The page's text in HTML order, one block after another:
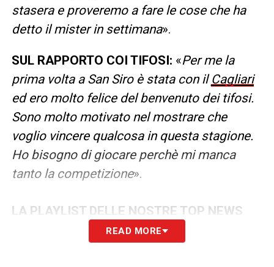
stasera e proveremo a fare le cose che ha
detto il mister in settimana».
SUL RAPPORTO COI TIFOSI: «Per me la
prima volta a San Siro è stata con ilCagliari
ed ero molto felice del benvenuto dei tifosi.
Sono molto motivato nel mostrare che
voglio vincere qualcosa in questa stagione.
Ho bisogno di giocare perchè mi manca
tanto la competizione».
LA PLAYLIST DELLE NOSTRE TOP NEWS
READ MORE